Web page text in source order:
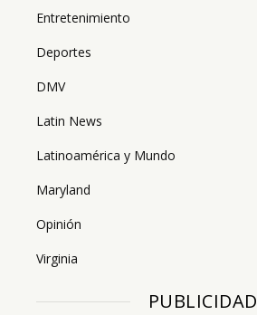
Entretenimiento
Deportes
DMV
Latin News
Latinoamérica y Mundo
Maryland
Opinión
Virginia
PUBLICIDAD